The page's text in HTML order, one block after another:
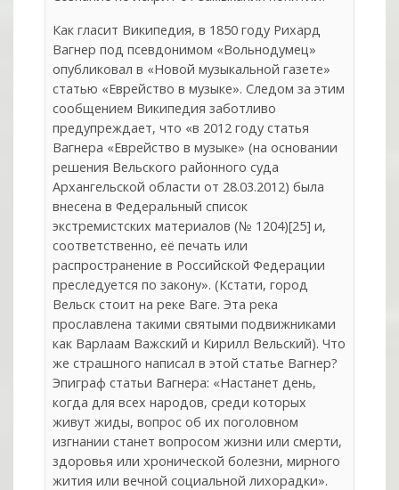
Как гласит Википедия, в 1850 году Рихард
Вагнер под псевдонимом «Вольнодумец»
опубликовал в «Новой музыкальной газете»
статью «Еврейство в музыке». Следом за этим
сообщением Википедия заботливо
предупреждает, что «в 2012 году статья
Вагнера «Еврейство в музыке» (на основании
решения Вельского районного суда
Архангельской области от 28.03.2012) была
внесена в Федеральный список
экстремистских материалов (№ 1204)[25] и,
соответственно, её печать или
распространение в Российской Федерации
преследуется по закону». (Кстати, город
Вельск стоит на реке Ваге. Эта река
прославлена такими святыми подвижниками
как Варлаам Важский и Кирилл Вельский). Что
же страшного написал в этой статье Вагнер?
Эпиграф статьи Вагнера: «Настанет день,
когда для всех народов, среди которых
живут жиды, вопрос об их поголовном
изгнании станет вопросом жизни или смерти,
здоровья или хронической болезни, мирного
жития или вечной социальной лихорадки».